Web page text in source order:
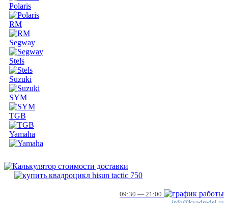
Polaris
RM
Segway
Stels
Suzuki
SYM
TGB
Yamaha
09:30 — 21:00